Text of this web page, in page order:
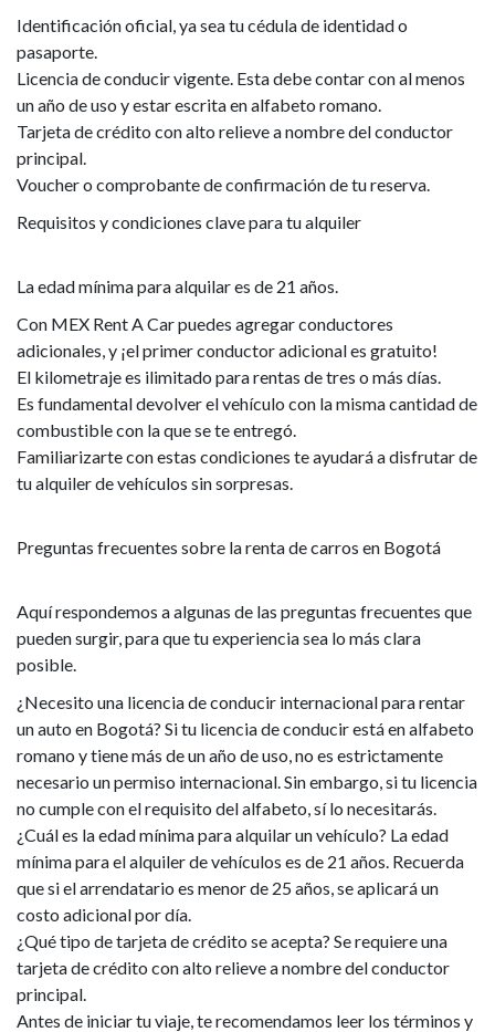
Identificación oficial, ya sea tu cédula de identidad o
pasaporte.
Licencia de conducir vigente. Esta debe contar con al menos
un año de uso y estar escrita en alfabeto romano.
Tarjeta de crédito con alto relieve a nombre del conductor
principal.
Voucher o comprobante de confirmación de tu reserva.
Requisitos y condiciones clave para tu alquiler
La edad mínima para alquilar es de 21 años.
Con MEX Rent A Car puedes agregar conductores
adicionales, y ¡el primer conductor adicional es gratuito!
El kilometraje es ilimitado para rentas de tres o más días.
Es fundamental devolver el vehículo con la misma cantidad de
combustible con la que se te entregó.
Familiarizarte con estas condiciones te ayudará a disfrutar de
tu alquiler de vehículos sin sorpresas.
Preguntas frecuentes sobre la renta de carros en Bogotá
Aquí respondemos a algunas de las preguntas frecuentes que
pueden surgir, para que tu experiencia sea lo más clara
posible.
¿Necesito una licencia de conducir internacional para rentar
un auto en Bogotá? Si tu licencia de conducir está en alfabeto
romano y tiene más de un año de uso, no es estrictamente
necesario un permiso internacional. Sin embargo, si tu licencia
no cumple con el requisito del alfabeto, sí lo necesitarás.
¿Cuál es la edad mínima para alquilar un vehículo? La edad
mínima para el alquiler de vehículos es de 21 años. Recuerda
que si el arrendatario es menor de 25 años, se aplicará un
costo adicional por día.
¿Qué tipo de tarjeta de crédito se acepta? Se requiere una
tarjeta de crédito con alto relieve a nombre del conductor
principal.
Antes de iniciar tu viaje, te recomendamos leer los términos y